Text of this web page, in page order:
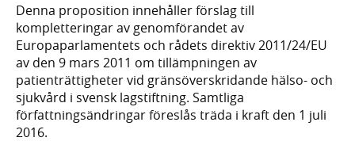
Denna proposition innehåller förslag till
kompletteringar av genomförandet av
Europaparlamentets och rådets direktiv 2011/24/EU
av den 9 mars 2011 om tillämpningen av
patienträttigheter vid gränsöverskridande hälso- och
sjukvård i svensk lagstiftning. Samtliga
författningsändringar föreslås träda i kraft den 1 juli
2016.